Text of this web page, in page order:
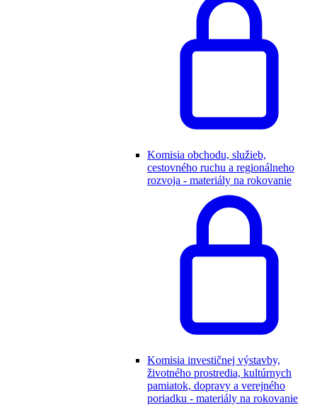
Komisia obchodu, služieb,
cestovného ruchu a regionálneho
rozvoja - materiály na rokovanie
Komisia investičnej výstavby,
životného prostredia, kultúrnych
pamiatok, dopravy a verejného
poriadku - materiály na rokovanie